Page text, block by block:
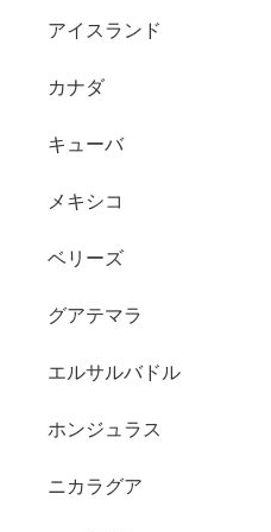
アイスランド
カナダ
キューバ
メキシコ
ベリーズ
グアテマラ
エルサルバドル
ホンジュラス
ニカラグア